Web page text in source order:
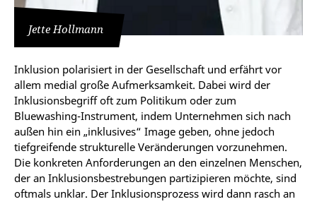
Jette Hollmann
Inklusion polarisiert in der Gesellschaft und erfährt vor
allem medial große Aufmerksamkeit. Dabei wird der
Inklusionsbegriff oft zum Politikum oder zum
Bluewashing-Instrument, indem Unternehmen sich nach
außen hin ein „inklusives“ Image geben, ohne jedoch
tiefgreifende strukturelle Veränderungen vorzunehmen.
Die konkreten Anforderungen an den einzelnen Menschen,
der an Inklusionsbestrebungen partizipieren möchte, sind
oftmals unklar. Der Inklusionsprozess wird dann rasch an